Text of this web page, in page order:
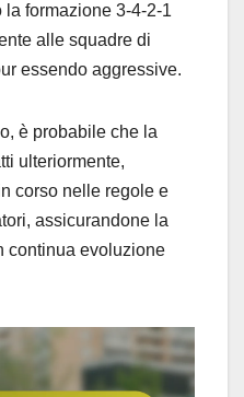
formazione 3-4-2-1
alle squadre di
essendo aggressive.
è probabile che la
ulteriormente,
corso nelle regole e
assicurandone la
continua evoluzione